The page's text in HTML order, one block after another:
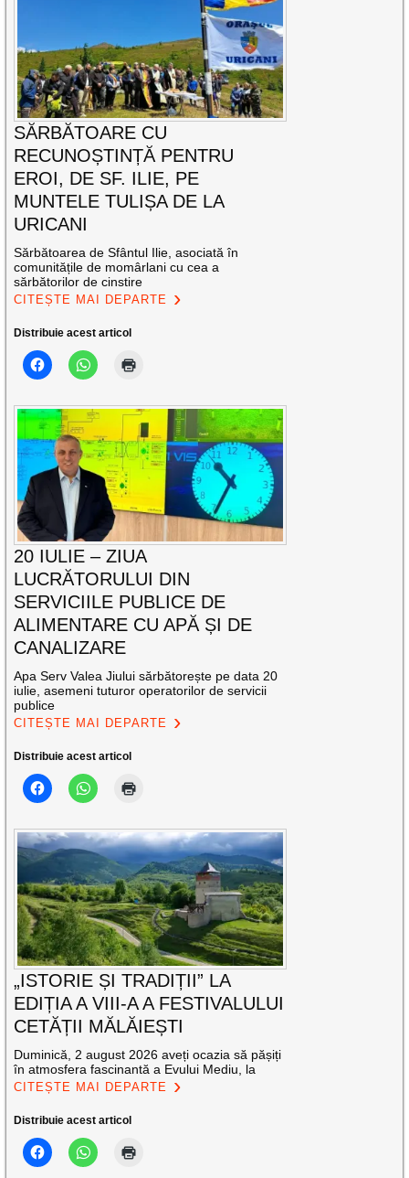
SĂRBĂTOARE CU
RECUNOȘTINȚĂ PENTRU
EROI, DE SF. ILIE, PE
MUNTELE TULIȘA DE LA
URICANI
Sărbătoarea de Sfântul Ilie, asociată în
comunitățile de momârlani cu cea a
sărbătorilor de cinstire
CITEȘTE MAI DEPARTE
Distribuie acest articol
20 IULIE – ZIUA
LUCRĂTORULUI DIN
SERVICIILE PUBLICE DE
ALIMENTARE CU APĂ ȘI DE
CANALIZARE
Apa Serv Valea Jiului sărbătorește pe data 20
iulie, asemeni tuturor operatorilor de servicii
publice
CITEȘTE MAI DEPARTE
Distribuie acest articol
„ISTORIE ȘI TRADIȚII” LA
EDIȚIA A VIII-A A FESTIVALULUI
CETĂȚII MĂLĂIEȘTI
Duminică, 2 august 2026 aveți ocazia să pășiți
în atmosfera fascinantă a Evului Mediu, la
CITEȘTE MAI DEPARTE
Distribuie acest articol